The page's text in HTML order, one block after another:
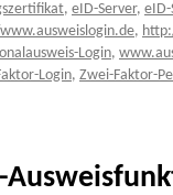
, eID-Server, eID-
,
Login,
Login, Zwei-Faktor-